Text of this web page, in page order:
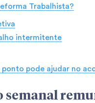
Trabalhista?
intermitente
pode ajudar no
semanal